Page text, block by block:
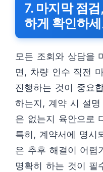
7. 마지막 점
하게 확인하
모든 조회와 상담을
면, 차량 인수 직전
진행하는 것이 중요
하는지, 계약 시 설
은 없는지 육안으로
특히, 계약서에 명시
은 추후 해결이 어렵
명확히 하는 것이 필